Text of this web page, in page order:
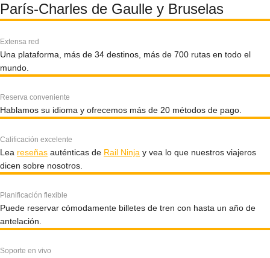
París-Charles de Gaulle y Bruselas
Extensa red
Una plataforma, más de 34 destinos, más de 700 rutas en todo el
mundo.
Reserva conveniente
Hablamos su idioma y ofrecemos más de 20 métodos de pago.
Calificación excelente
Lea reseñas auténticas de Rail Ninja y vea lo que nuestros viajeros
dicen sobre nosotros.
Planificación flexible
Puede reservar cómodamente billetes de tren con hasta un año de
antelación.
Soporte en vivo